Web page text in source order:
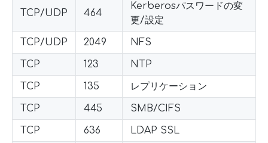
TCP/UDP 464
Kerberosパスワードの変
更/設定
TCP/UDP 2049 NFS
TCP 123 NTP
TCP 135 レプリケーション
TCP 445 SMB/CIFS
TCP 636 LDAP SSL